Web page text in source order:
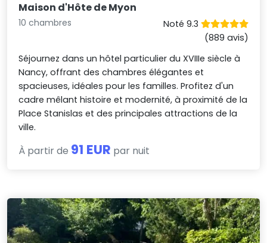
Maison d'Hôte de Myon
10 chambres
Noté 9.3
(889 avis)
Séjournez dans un hôtel particulier du XVIIIe siècle à
Nancy, offrant des chambres élégantes et
spacieuses, idéales pour les familles. Profitez d'un
cadre mêlant histoire et modernité, à proximité de la
Place Stanislas et des principales attractions de la
ville.
À partir de 91 EUR par nuit